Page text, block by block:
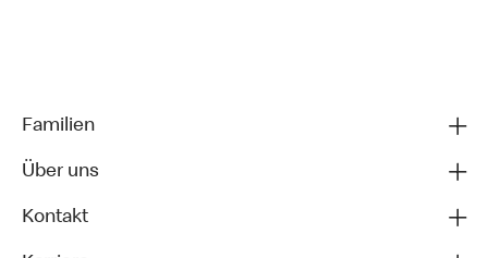
Familien
Über uns
Kontakt